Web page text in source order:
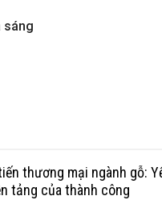
sáng
thương mại ngành gỗ:
tảng của thành công